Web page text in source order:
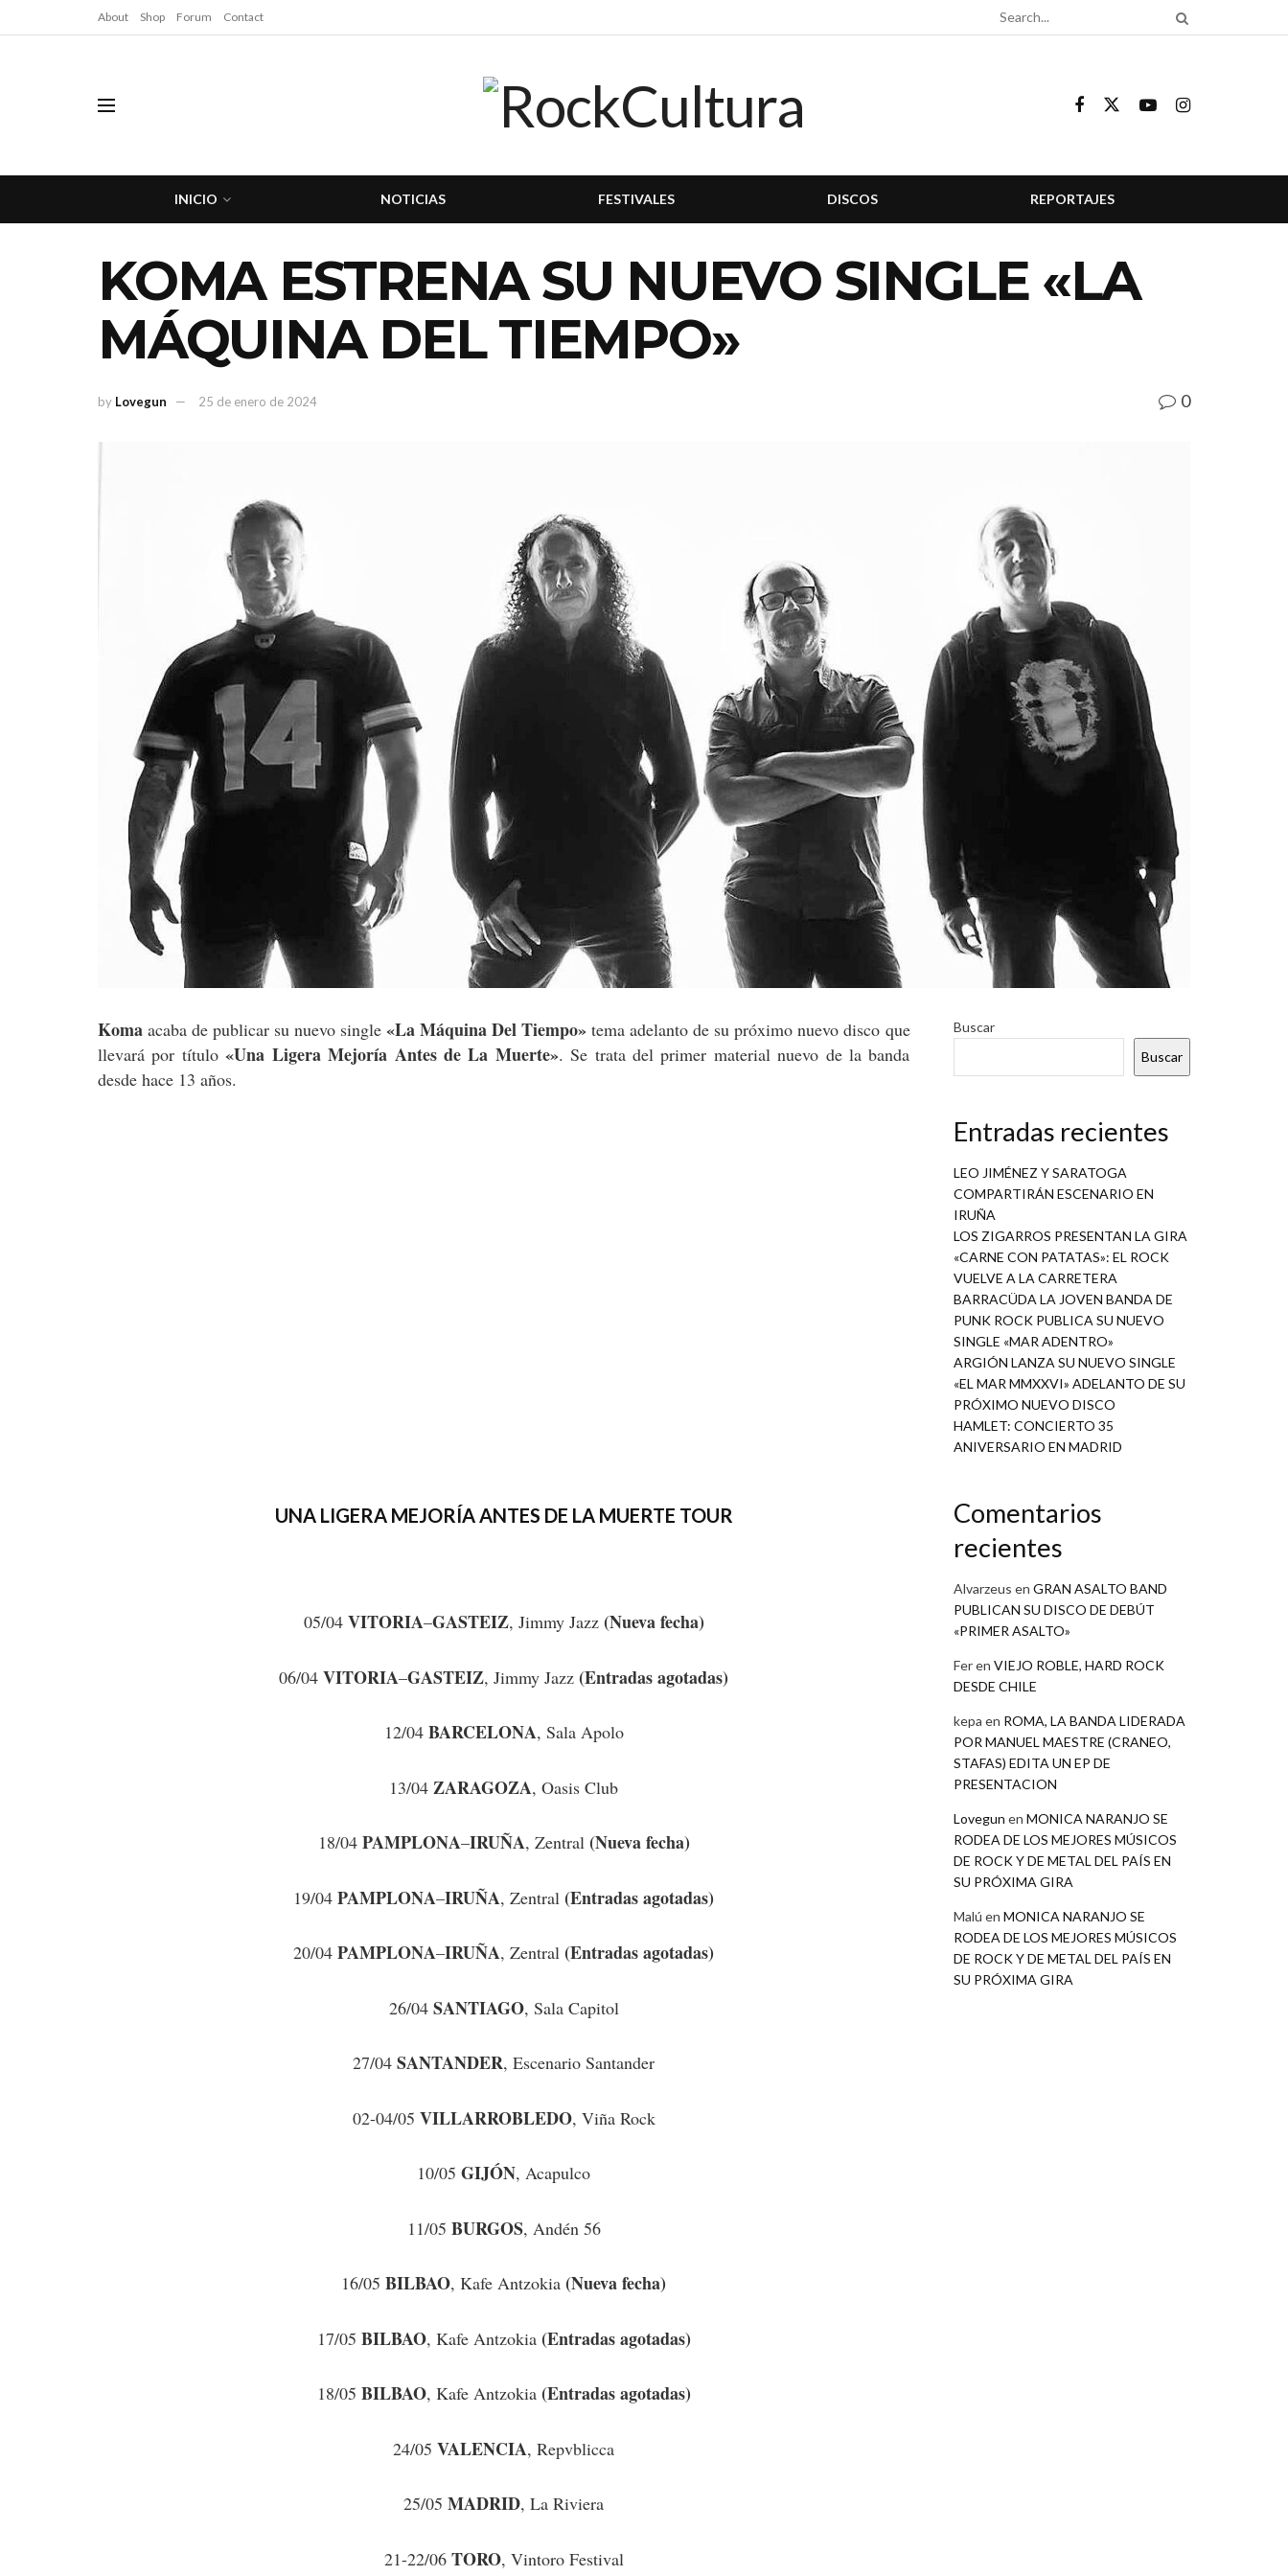
About Shop Forum Contact
INICIO NOTICIAS FESTIVALES DISCOS REPORTAJES
KOMA ESTRENA SU NUEVO SINGLE «LA
MÁQUINA DEL TIEMPO»
by Lovegun 25 de enero de 2024 0
Koma acaba de publicar su nuevo single«La Máquina Del Tiempo» tema adelanto de su próximo nuevo disco que
llevará por título«Una Ligera Mejoría Antes de La Muerte». Se trata del primer material nuevo de la banda
desde hace 13 años.
UNA LIGERA MEJORÍA ANTES DE LA MUERTE TOUR
05/04 VITORIA–GASTEIZ, Jimmy Jazz (Nueva fecha)
06/04VITORIA–GASTEIZ, Jimmy Jazz(Entradas agotadas)
12/04 BARCELONA, Sala Apolo
13/04 ZARAGOZA, Oasis Club
18/04 PAMPLONA–IRUÑA, Zentral (Nueva fecha)
19/04PAMPLONA–IRUÑA, Zentral(Entradas agotadas)
20/04PAMPLONA–IRUÑA, Zentral(Entradas agotadas)
26/04 SANTIAGO, Sala Capitol
27/04SANTANDER, Escenario Santander
02-04/05 VILLARROBLEDO, Viña Rock
10/05GIJÓN, Acapulco
11/05 BURGOS, Andén 56
16/05BILBAO, Kafe Antzokia(Nueva fecha)
17/05 BILBAO, Kafe Antzokia (Entradas agotadas)
18/05 BILBAO, Kafe Antzokia (Entradas agotadas)
24/05VALENCIA, Repvblicca
25/05MADRID, La Riviera
21-22/06 TORO, Vintoro Festival
Buscar
Buscar
Entradas recientes
LEO JIMÉNEZ Y SARATOGA
COMPARTIRÁN ESCENARIO EN
IRUÑA
LOS ZIGARROS PRESENTAN LA GIRA
«CARNE CON PATATAS»: EL ROCK
VUELVE A LA CARRETERA
BARRACÜDA LA JOVEN BANDA DE
PUNK ROCK PUBLICA SU NUEVO
SINGLE «MAR ADENTRO»
ARGIÓN LANZA SU NUEVO SINGLE
«EL MAR MMXXVI» ADELANTO DE SU
PRÓXIMO NUEVO DISCO
HAMLET: CONCIERTO 35
ANIVERSARIO EN MADRID
Comentarios
recientes
Alvarzeus en GRAN ASALTO BAND
PUBLICAN SU DISCO DE DEBÚT
«PRIMER ASALTO»
Feren VIEJO ROBLE, HARD ROCK
DESDE CHILE
kepa en ROMA, LA BANDA LIDERADA
POR MANUEL MAESTRE (CRANEO,
STAFAS) EDITA UN EP DE
PRESENTACION
Lovegun en MONICA NARANJO SE
RODEA DE LOS MEJORES MÚSICOS
DE ROCK Y DE METAL DEL PAÍS EN
SU PRÓXIMA GIRA
Malú en MONICA NARANJO SE
RODEA DE LOS MEJORES MÚSICOS
DE ROCK Y DE METAL DEL PAÍS EN
SU PRÓXIMA GIRA